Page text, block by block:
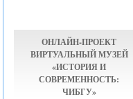
ОНЛАЙН-ПРОЕКТ
ВИРТУАЛЬНЫЙ МУЗЕЙ
«ИСТОРИЯ И
СОВРЕМЕННОСТЬ:
ЧИБГУ»